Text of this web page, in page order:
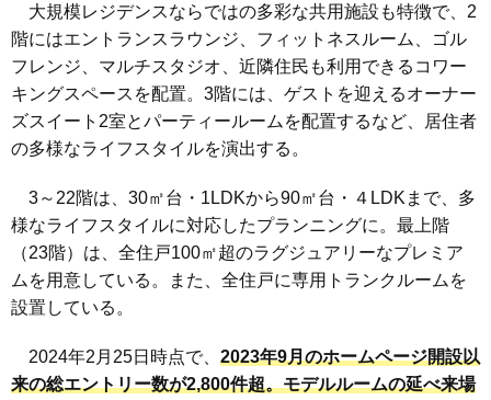
大規模レジデンスならではの多彩な共用施設も特徴で、2
階にはエントランスラウンジ、フィットネスルーム、ゴル
フレンジ、マルチスタジオ、近隣住民も利用できるコワー
キングスペースを配置。3階には、ゲストを迎えるオーナー
ズスイート2室とパーティールームを配置するなど、居住者
の多様なライフスタイルを演出する。
3～22階は、30㎡台・1LDKから90㎡台・４LDKまで、多
様なライフスタイルに対応したプランニングに。最上階
（23階）は、全住戸100㎡超のラグジュアリーなプレミア
ムを用意している。また、全住戸に専用トランクルームを
設置している。
2024年2月25日時点で、 2023年9月のホームページ開設以
来の総エントリー数が2,800件超。モデルルームの延べ来場